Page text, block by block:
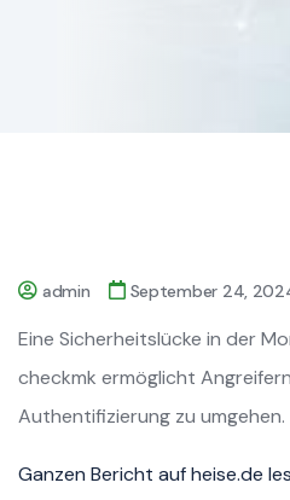
admin September 24,
Eine Sicherheitslücke in der
checkmk ermöglicht
Authentifizierung zu umgehen.
Ganzen Bericht auf heise.de